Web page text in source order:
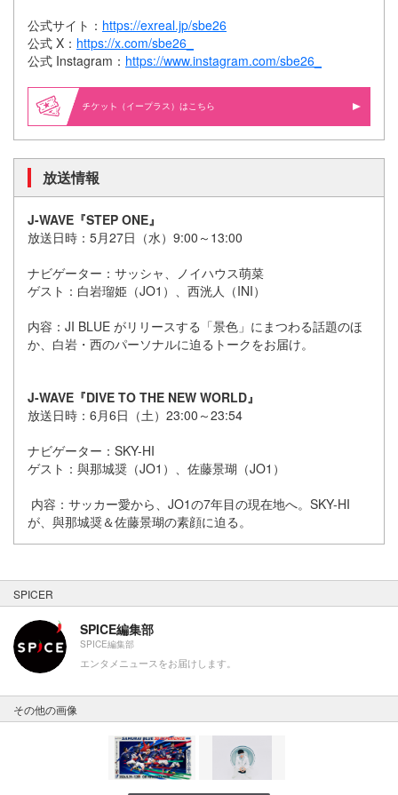
公式サイト： https://exreal.jp/sbe26
公式 X： https://x.com/sbe26_
公式 Instagram： https://www.instagram.com/sbe26_
（イープラス）はこちら
放送情報
J-WAVE『STEP ONE』
放送日時：5月27日（水）9:00～13:00
ナビゲーター：サッシャ、ノイハウス萌菜
ゲスト：白岩瑠姫（JO1）、西洸人（INI）
内容：JI BLUE がリリースする「景色」にまつわる話題のほ
か、白岩・西のパーソナルに迫るトークをお届け。
J-WAVE『DIVE TO THE NEW WORLD』
放送日時：6月6日（土）23:00～23:54
ナビゲーター：SKY-HI
ゲスト：與那城奨（JO1）、佐藤景瑚（JO1）
内容：サッカー愛から、JO1の7年目の現在地へ。SKY-HI
が、與那城奨＆佐藤景瑚の素顔に迫る。
SPICER
SPICE編集部
SPICE編集部
エンタメニュースをお届けします。
その他の画像